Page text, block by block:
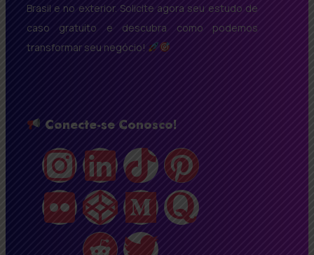
Brasil e no exterior. Solicite agora seu estudo de
caso gratuito e descubra como podemos
transformar seu negócio!
Conecte-se Conosco!